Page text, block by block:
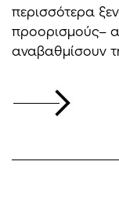
περισσότερα
προορισμούς–
αναβαθμίσουν